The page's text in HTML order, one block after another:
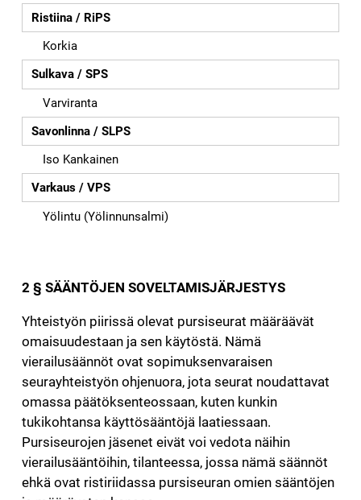
Ristiina / RiPS
Korkia
Sulkava / SPS
Varviranta
Savonlinna / SLPS
Iso Kankainen
Varkaus / VPS
Yölintu (Yölinnunsalmi)
2 § SÄÄNTÖJEN SOVELTAMISJÄRJESTYS
Yhteistyön piirissä olevat pursiseurat määräävät
omaisuudestaan ja sen käytöstä. Nämä
vierailusäännöt ovat sopimuksenvaraisen
seurayhteistyön ohjenuora, jota seurat noudattavat
omassa päätöksenteossaan, kuten kunkin
tukikohtansa käyttösääntöjä laatiessaan.
Pursiseurojen jäsenet eivät voi vedota näihin
vierailusääntöihin, tilanteessa, jossa nämä säännöt
ehkä ovat ristiriidassa pursiseuran omien sääntöjen